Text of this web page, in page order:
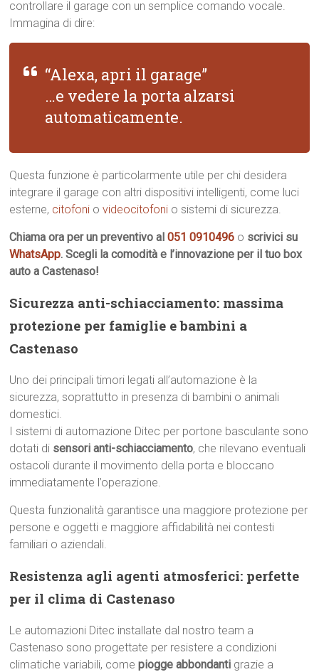
controllare il garage con un semplice comando vocale.
Immagina di dire:
“Alexa, apri il garage”
…e vedere la porta alzarsi
automaticamente.
Questa funzione è particolarmente utile per chi desidera
integrare il garage con altri dispositivi intelligenti, come luci
esterne, citofoni ovideocitofoni o sistemi di sicurezza.
Chiama ora per un preventivo al051 0910496 o scrivici su
WhatsApp. Scegli la comodità e l’innovazione per il tuo box
auto a Castenaso!
Sicurezza anti-schiacciamento: massima
protezione per famiglie e bambini a
Castenaso
Uno dei principali timori legati all’automazione è la
sicurezza, soprattutto in presenza di bambini o animali
domestici.
I sistemi di automazione Ditec per portone basculante sono
dotati di sensori anti-schiacciamento, che rilevano eventuali
ostacoli durante il movimento della porta e bloccano
immediatamente l’operazione.
Questa funzionalità garantisce una maggiore protezione per
persone e oggetti e maggiore affidabilità nei contesti
familiari o aziendali.
Resistenza agli agenti atmosferici: perfette
per il clima di Castenaso
Le automazioni Ditec installate dal nostro team a
Castenaso sono progettate per resistere a condizioni
climatiche variabili, comepiogge abbondanti grazie a